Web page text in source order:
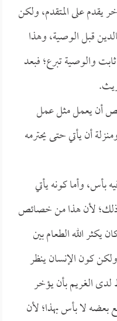
يقدم على المتقدم، ولكن
قبل الوصية، وهذا
والوصية تبرع؛ فبعد
أن يعمل مثل عمل
أن يأتي حتى يحترمه
بأس، وأما كونه يأتي
ذلك؛ لأن هذا من خصائص
يكثر الله الطعام بين
كون الإنسان ينظر
الغريم بأن يؤخر
لا بأس بهذا؛ لأن